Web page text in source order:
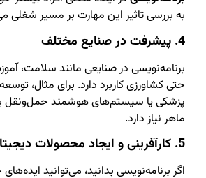
به بررسی تاثیر این مهارت بر مسیر شغلی
4. پیشرفت در صنایع مختلف
برنامه‌نویسی در صنایعی مانند سلامت،
حتی کشاورزی کاربرد دارد. برای مثال،
پزشکی یا سیستم‌های هوشمند حمل‌ونقل
ماهر نیاز دارد.
5. کارآفرینی و ایجاد محصولات دیجیتال
اگر برنامه‌نویسی بدانید، می‌توانید